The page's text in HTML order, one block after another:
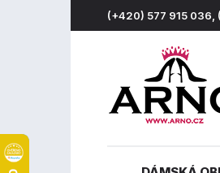
(+420) 577 915